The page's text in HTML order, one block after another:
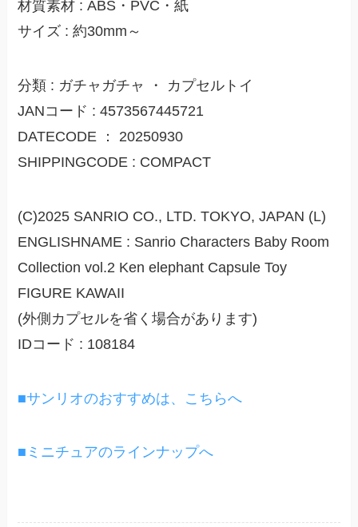
材質素材 : ABS・PVC・紙
サイズ : 約30mm～
分類 : ガチャガチャ ・ カプセルトイ
JANコード : 4573567445721
DATECODE ： 20250930
SHIPPINGCODE : COMPACT
(C)2025 SANRIO CO., LTD. TOKYO, JAPAN (L)
ENGLISHNAME : Sanrio Characters Baby Room
Collection vol.2 Ken elephant Capsule Toy
FIGURE KAWAII
(外側カプセルを省く場合があります)
IDコード : 108184
■サンリオのおすすめは、こちらへ
■ミニチュアのラインナップへ